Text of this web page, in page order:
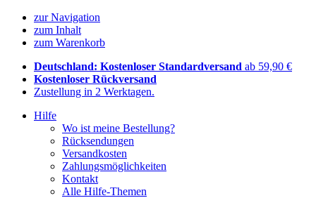
zur Navigation
zum Inhalt
zum Warenkorb
Deutschland: Kostenloser Standardversand ab 59,90 €
Kostenloser Rückversand
Zustellung in 2 Werktagen.
Hilfe
Wo ist meine Bestellung?
Rücksendungen
Versandkosten
Zahlungsmöglichkeiten
Kontakt
Alle Hilfe-Themen